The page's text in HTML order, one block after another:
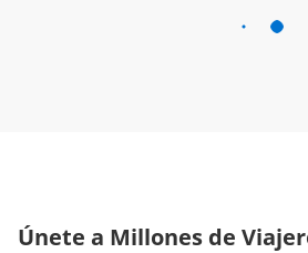
Únete a Millones de